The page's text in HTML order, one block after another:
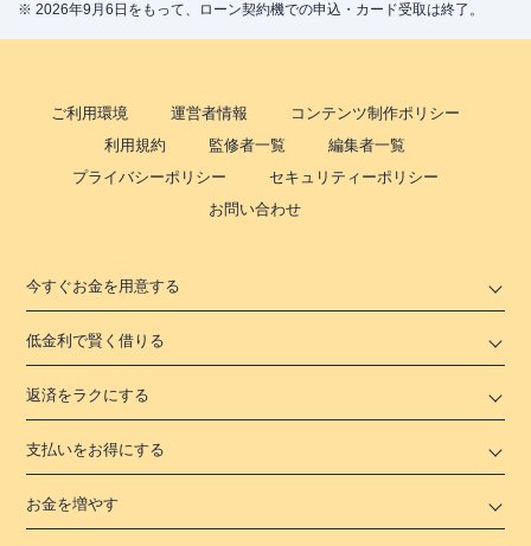
※ 2026年9月6日をもって、ローン契約機での申込・カード受取は終了。
ご利用環境 運営者情報
コンテンツ制作ポリシー
利用規約
監修者一覧
編集者一覧
プライバシーポリシー
セキュリティーポリシー
お問い合わせ
今すぐお金を用意する
低金利で賢く借りる
返済をラクにする
支払いをお得にする
お金を増やす